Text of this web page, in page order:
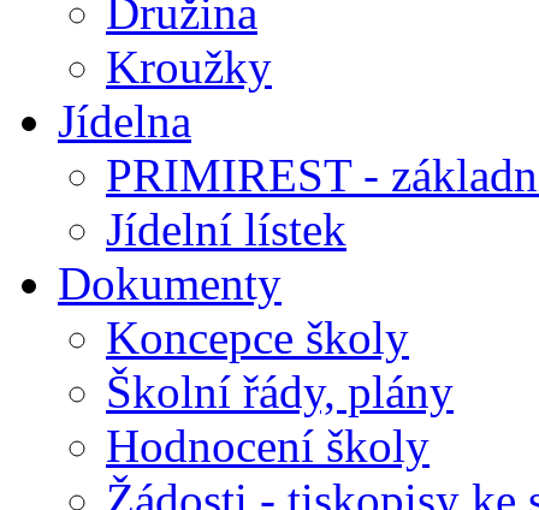
Družina
Kroužky
Jídelna
PRIMIREST -
Jídelní lístek
Dokumenty
Koncepce školy
Školní řády, plány
Hodnocení školy